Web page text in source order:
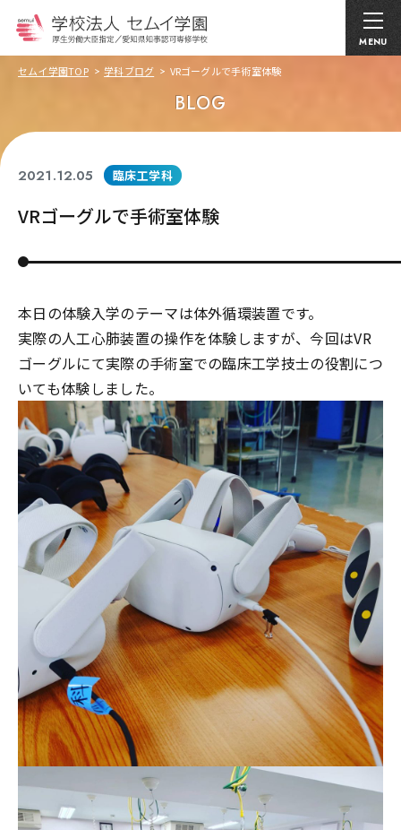
MENU
セムイ学園TOP 学科ブログ VRゴーグルで手術室体験
BLOG
2021.12.05 臨床工学科
VRゴーグルで手術室体験
本日の体験入学のテーマは体外循環装置です。
実際の人工心肺装置の操作を体験しますが、今回はVR
ゴーグルにて実際の手術室での臨床工学技士の役割につ
いても体験しました。